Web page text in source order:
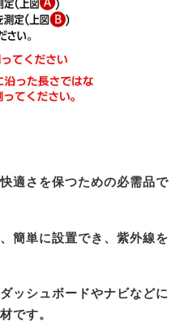
適さを保つための必需品で
簡単に設置でき、紫外線を
ッシュボードやナビなどに
です。